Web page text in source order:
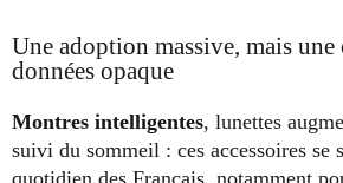
Une adoption massive, mais une
données opaque
Montres intelligentes, lunettes
suivi du sommeil : ces accessoires se
quotidien des Français, notamment